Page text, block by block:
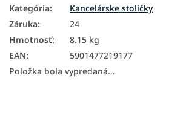
Kategória:
Kancelárske stoličky
Záruka:
24
Hmotnosť:
8.15 kg
EAN:
5901477219177
Položka bola vypredaná…